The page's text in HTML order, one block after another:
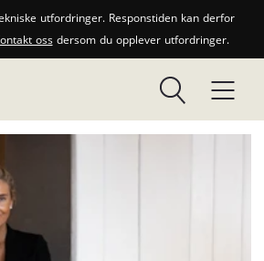
utfordringer. Responstiden kan derfor
ossdersom du opplever utfordringer.